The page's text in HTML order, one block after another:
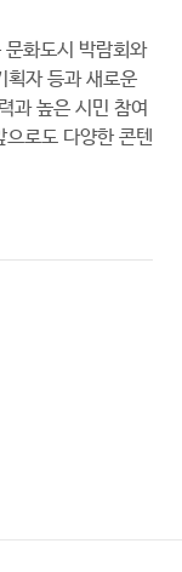
화도시 박람회와
획자 등과 새로운
과 높은 시민 참여
로도 다양한 콘텐